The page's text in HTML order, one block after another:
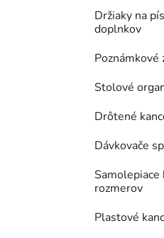
Držiaky na
doplnkov
Poznámkové
Stolové
Drôtené
Dávkovače
Samolepiace
rozmerov
Plastové